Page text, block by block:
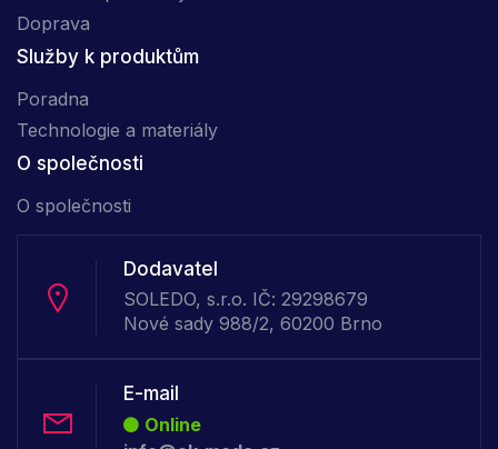
Doprava
Služby k produktům
Poradna
Technologie a materiály
O společnosti
O společnosti
Dodavatel
SOLEDO, s.r.o. IČ: 29298679
Nové sady 988/2, 60200 Brno
E-mail
Online